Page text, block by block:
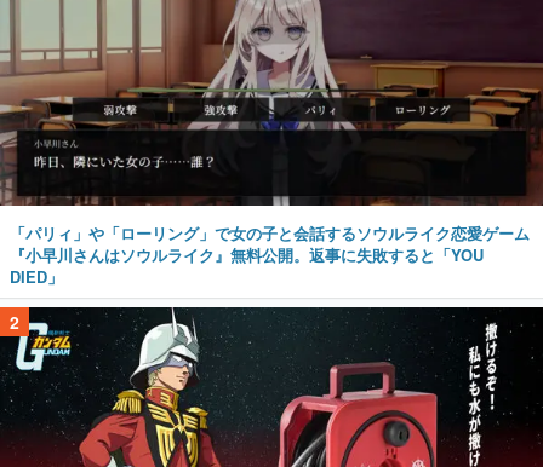
「パリィ」や「ローリング」で女の子と会話するソウルライク恋愛ゲーム
『小早川さんはソウルライク』無料公開。返事に失敗すると「YOU
DIED」
2